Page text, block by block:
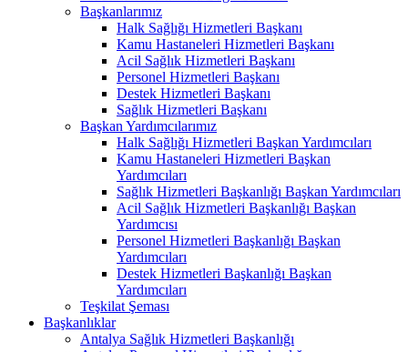
Başkanlarımız
Halk Sağlığı Hizmetleri Başkanı
Kamu Hastaneleri Hizmetleri Başkanı
Acil Sağlık Hizmetleri Başkanı
Personel Hizmetleri Başkanı
Destek Hizmetleri Başkanı
Sağlık Hizmetleri Başkanı
Başkan Yardımcılarımız
Halk Sağlığı Hizmetleri Başkan Yardımcıları
Kamu Hastaneleri Hizmetleri Başkan
Yardımcıları
Sağlık Hizmetleri Başkanlığı Başkan Yardımcıları
Acil Sağlık Hizmetleri Başkanlığı Başkan
Yardımcısı
Personel Hizmetleri Başkanlığı Başkan
Yardımcıları
Destek Hizmetleri Başkanlığı Başkan
Yardımcıları
Teşkilat Şeması
Başkanlıklar
Antalya Sağlık Hizmetleri Başkanlığı